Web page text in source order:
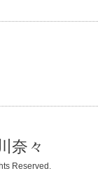
奈々
Reserved.